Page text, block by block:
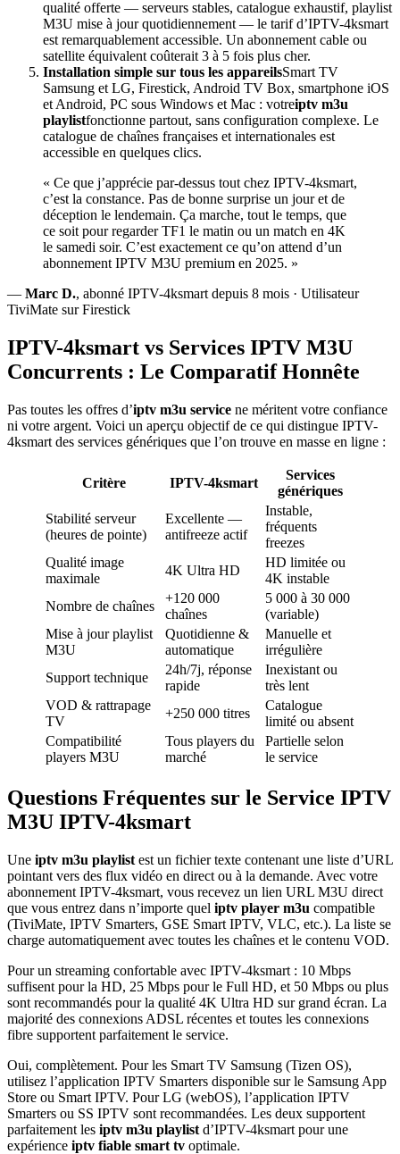
qualité offerte — serveurs stables, catalogue exhaustif, playlist
M3U mise à jour quotidiennement — le tarif d’IPTV-4ksmart
est remarquablement accessible. Un abonnement cable ou
satellite équivalent coûterait 3 à 5 fois plus cher.
Installation simple sur tous les appareilsSmart TV
Samsung et LG, Firestick, Android TV Box, smartphone iOS
et Android, PC sous Windows et Mac : votreiptv m3u
playlistfonctionne partout, sans configuration complexe. Le
catalogue de chaînes françaises et internationales est
accessible en quelques clics.
« Ce que j’apprécie par-dessus tout chez IPTV-4ksmart,
c’est la constance. Pas de bonne surprise un jour et de
déception le lendemain. Ça marche, tout le temps, que
ce soit pour regarder TF1 le matin ou un match en 4K
le samedi soir. C’est exactement ce qu’on attend d’un
abonnement IPTV M3U premium en 2025. »
— Marc D., abonné IPTV-4ksmart depuis 8 mois · Utilisateur
TiviMate sur Firestick
IPTV-4ksmart vs Services IPTV M3U
Concurrents : Le Comparatif Honnête
Pas toutes les offres d’iptv m3u service ne méritent votre confiance
ni votre argent. Voici un aperçu objectif de ce qui distingue IPTV-
4ksmart des services génériques que l’on trouve en masse en ligne :
Critère IPTV-4ksmart
Services
génériques
Stabilité serveur
(heures de pointe)
Excellente —
antifreeze actif
Instable,
fréquents
freezes
Qualité image
maximale
4K Ultra HD
HD limitée ou
4K instable
Nombre de chaînes
+120 000
chaînes
5 000 à 30 000
(variable)
Mise à jour playlist
M3U
Quotidienne &
automatique
Manuelle et
irrégulière
Support technique
24h/7j, réponse
rapide
Inexistant ou
très lent
VOD & rattrapage
TV
+250 000 titres
Catalogue
limité ou absent
Compatibilité
players M3U
Tous players du
marché
Partielle selon
le service
Questions Fréquentes sur le Service IPTV
M3U IPTV-4ksmart
Une iptv m3u playlist est un fichier texte contenant une liste d’URL
pointant vers des flux vidéo en direct ou à la demande. Avec votre
abonnement IPTV-4ksmart, vous recevez un lien URL M3U direct
que vous entrez dans n’importe quel iptv player m3u compatible
(TiviMate, IPTV Smarters, GSE Smart IPTV, VLC, etc.). La liste se
charge automatiquement avec toutes les chaînes et le contenu VOD.
Pour un streaming confortable avec IPTV-4ksmart : 10 Mbps
suffisent pour la HD, 25 Mbps pour le Full HD, et 50 Mbps ou plus
sont recommandés pour la qualité 4K Ultra HD sur grand écran. La
majorité des connexions ADSL récentes et toutes les connexions
fibre supportent parfaitement le service.
Oui, complètement. Pour les Smart TV Samsung (Tizen OS),
utilisez l’application IPTV Smarters disponible sur le Samsung App
Store ou Smart IPTV. Pour LG (webOS), l’application IPTV
Smarters ou SS IPTV sont recommandées. Les deux supportent
parfaitement les iptv m3u playlist d’IPTV-4ksmart pour une
expérience iptv fiable smart tv optimale.